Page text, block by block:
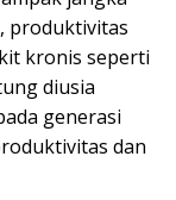
produktivitas
kronis seperti
diusia
generasi
dan